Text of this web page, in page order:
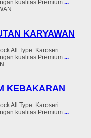
kualitas Premium ...
KARYAWAN
All Type Karoseri
kualitas Premium ...
KEBAKARAN
All Type Karoseri
kualitas Premium ...